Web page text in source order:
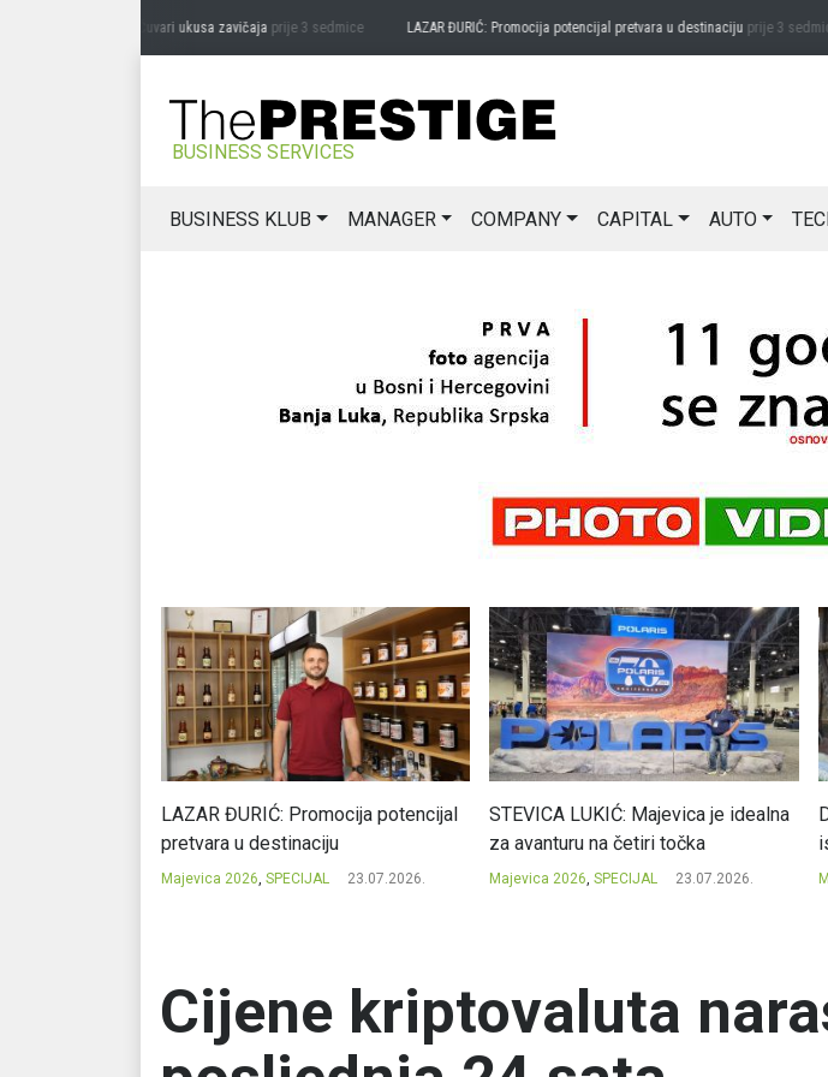
MIĆANOVIĆ: Čuvari ukusa zavičajaprije 3 sedmice LAZAR ĐURIĆ: Promocija potencijal pretvara u destinacijuprije 3 sedmice
BUSINESS SERVICES
BUSINESS KLUB MANAGER COMPANY CAPITAL AUTO
LAZAR ĐURIĆ: Promocija potencijal
pretvara u destinaciju
Majevica 2026, SPECIJAL 23.07.2026.
STEVICA LUKIĆ: Majevica je idealna
za avanturu na četiri točka
Majevica 2026, SPECIJAL 23.07.2026.
Cijene kriptovaluta